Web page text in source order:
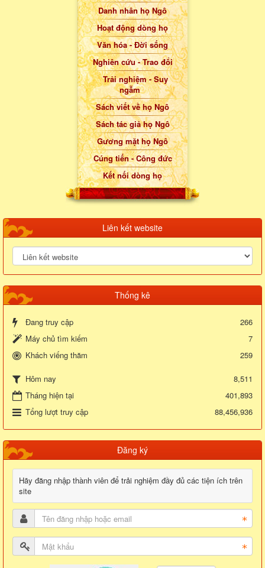
Danh nhân họ Ngô
Hoạt động dòng họ
Văn hóa - Đời sống
Nghiên cứu - Trao đổi
Trải nghiệm - Suy
ngẫm
Sách viết về họ Ngô
Sách tác giả họ Ngô
Gương mặt họ Ngô
Cúng tiến - Công đức
Kết nối dòng họ
Liên kết website
Thống kê
Đang truy cập
266
Máy chủ tìm kiếm
7
Khách viếng thăm
259
Hôm nay
8,511
Tháng hiện tại
401,893
Tổng lượt truy cập
88,456,936
Đăng ký
Hãy đăng nhập thành viên để trải nghiệm đầy đủ các tiện ích trên
site